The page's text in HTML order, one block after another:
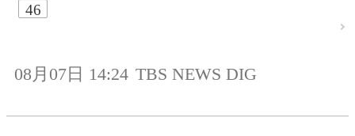
46
08月07日 14:24 TBS NEWS DIG